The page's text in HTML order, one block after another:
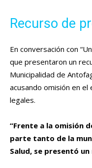
Recurso de
En conversación con
que presentaron un
Municipalidad de
acusando omisión en
legales.
“Frente a la omisión
parte tanto de la
Salud, se presentó